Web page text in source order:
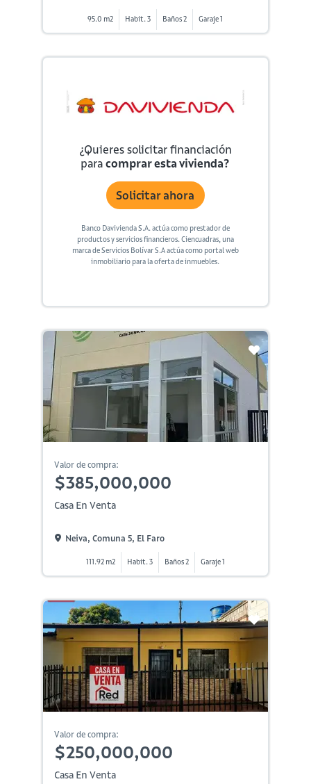
95.0 m2 Habit. 3 Baños 2 Garaje 1
¿Quieres solicitar financiación
paracomprar esta vivienda?
Solicitar ahora
Banco Davivienda S.A. actúa como prestador de
productos y servicios financieros. Ciencuadras, una
marca de Servicios Bolívar S.A actúa como portal web
inmobiliario para la oferta de inmuebles.
Valor de compra:
$385,000,000
Casa En Venta
Neiva, Comuna 5, El Faro
111.92 m2 Habit. 3 Baños 2 Garaje 1
Valor de compra:
$250,000,000
Casa En Venta